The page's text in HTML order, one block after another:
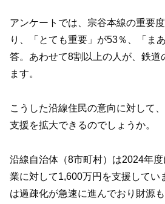
アンケートでは、宗谷本線の重要
り、「とても重要」が53％、「ま
答。あわせて8割以上の人が、鉄道
ます。
こうした沿線住民の意向に対して
支援を拡大できるのでしょうか。
沿線自治体（8市町村）は2024年
業に対して1,600万円を支援してい
は過疎化が急速に進んでおり財源